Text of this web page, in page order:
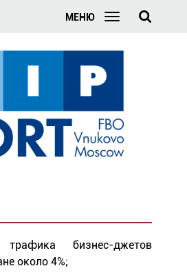
МЕНЮ
бизнес-джетов
около 4%;